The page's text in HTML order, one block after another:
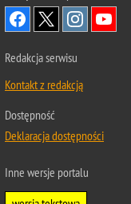
Redakcja serwisu
Kontakt z redakcją
Dostępność
Deklaracja dostępności
Inne wersje portalu